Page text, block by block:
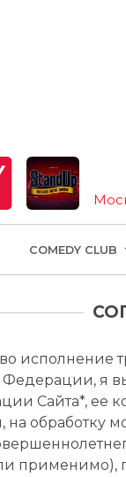
COMEDY CLUB
исполнение
я
Сайта*, ее
на обработку
применимо),